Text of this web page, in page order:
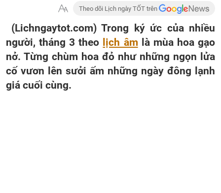
Theo dõi Lịch ngày TỐT trên
(Lichngaytot.com) Trong ký ức của nhiều
người, tháng 3 theo lịch âm là mùa hoa gạo
nở. Từng chùm hoa đỏ như những ngọn lửa
cố vươn lên sưởi ấm những ngày đông lạnh
giá cuối cùng.